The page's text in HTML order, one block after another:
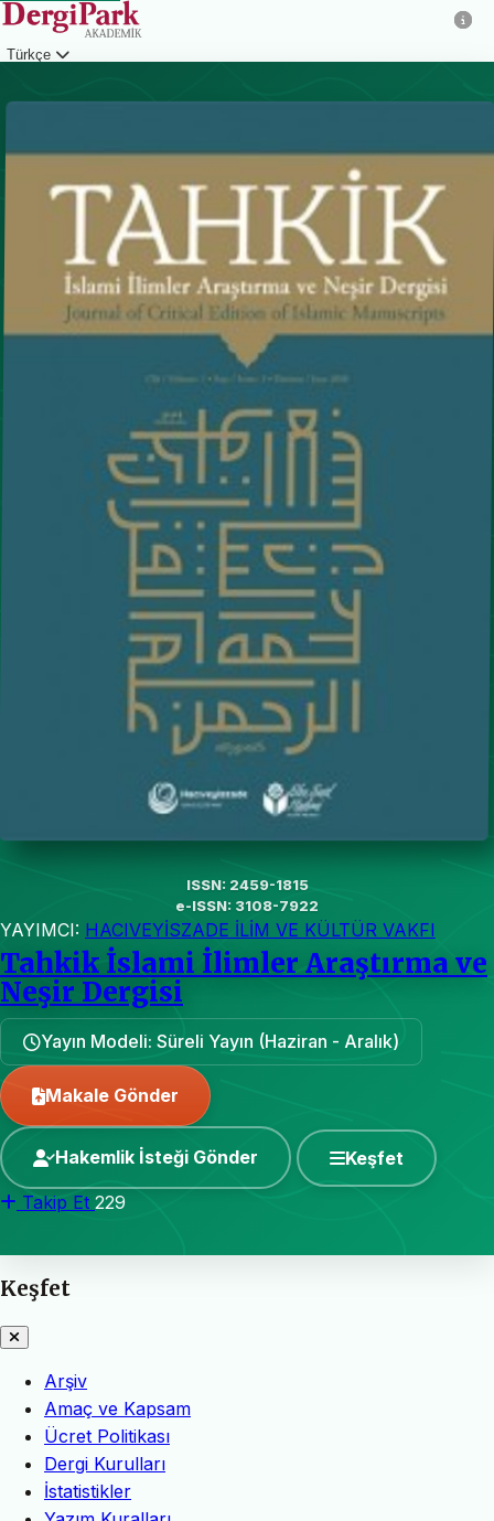
Türkçe
ISSN: 2459-1815
e-ISSN: 3108-7922
YAYIMCI: HACIVEYİSZADE İLİM VE KÜLTÜR VAKFI
Tahkik İslami İlimler Araştırma ve
Neşir Dergisi
Yayın Modeli: Süreli Yayın (Haziran - Aralık)
Makale Gönder
Hakemlik İsteği Gönder Keşfet
Takip Et 229
Keşfet
Arşiv
Amaç ve Kapsam
Ücret Politikası
Dergi Kurulları
İstatistikler